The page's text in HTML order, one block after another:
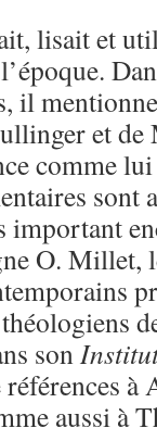
lisait et
il
et de
comme
sont
important
O. Millet,
son
à
aussi à